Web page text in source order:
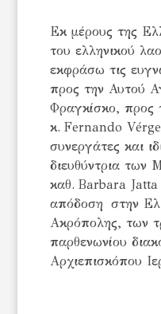
Εκ μέρους της
του ελληνικού
εκφράσω τις
προς την Αυτού
Φραγκίσκο, προς
κ. Fernando
συνεργάτες και
διευθύντρια των
καθ. Barbara
απόδοση στην
Ακρόπολης, των
παρθενωνίου
Αρχιεπισκόπου